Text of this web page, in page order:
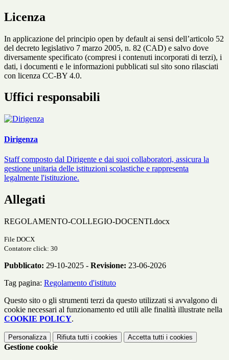
Licenza
In applicazione del principio open by default ai sensi dell’articolo 52
del decreto legislativo 7 marzo 2005, n. 82 (CAD) e salvo dove
diversamente specificato (compresi i contenuti incorporati di terzi), i
dati, i documenti e le informazioni pubblicati sul sito sono rilasciati
con licenza CC-BY 4.0.
Uffici responsabili
Dirigenza
Staff composto dal Dirigente e dai suoi collaboratori, assicura la
gestione unitaria delle istituzioni scolastiche e rappresenta
legalmente l'istituzione.
Allegati
REGOLAMENTO-COLLEGIO-DOCENTI.docx
File DOCX
Contatore click: 30
Pubblicato: 29-10-2025 - Revisione: 23-06-2026
Tag pagina: Regolamento d'istituto
Questo sito o gli strumenti terzi da questo utilizzati si avvalgono di
cookie necessari al funzionamento ed utili alle finalità illustrate nella
COOKIE POLICY.
Personalizza Rifiuta tutti i cookies Accetta tutti i cookies
Gestione cookie